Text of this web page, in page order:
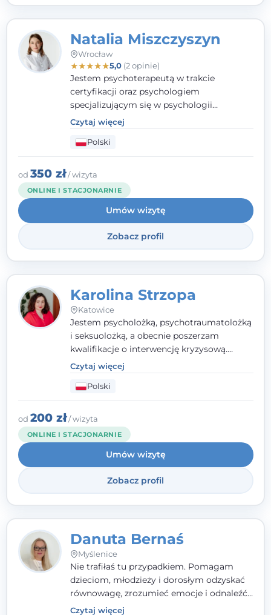
Natalia Miszczyszyn
Wrocław
★★★★★5,0(2 opinie)
Jestem psychoterapeutą w trakcie
certyfikacji oraz psychologiem
specjalizującym się w psychologii
klinicznej. Ukończyłam również studia
podyplomowe z Praktycznej Diagnozy
Psychologicznej. Aktywnie uczestniczę w
działalności Polskiego Towarzystwa
Psychiatrycznego oraz Polskiego
Towarzystwa Psychologicznego, a także
jestem członkiem nadzwyczajnym
Wielkopolskiego Towarzystwa Terapii
Systemowej.
Czytaj więcej
Polski
od 350 zł/ wizyta
ONLINE I STACJONARNIE
Umów wizytę
Zobacz profil
Karolina Strzopa
Katowice
Jestem psycholożką, psychotraumatolożką
i seksuolożką, a obecnie poszerzam
kwalifikacje o interwencję kryzysową.
Pracuję w nurcie terapii trzeciej fali, łącząc
metody o potwierdzonej skuteczności.
Towarzyszę młodzieży, dorosłym i parom w
radzeniu sobie z bolesnymi
doświadczeniami tak, by mogli żyć pełniej.
Czytaj więcej
Polski
od 200 zł/ wizyta
ONLINE I STACJONARNIE
Umów wizytę
Zobacz profil
Danuta Bernaś
Myślenice
Nie trafiłaś tu przypadkiem. Pomagam
dzieciom, młodzieży i dorosłym odzyskać
równowagę, zrozumieć emocje i odnaleźć
wewnętrzną siłę. Moja droga do
Czytaj więcej